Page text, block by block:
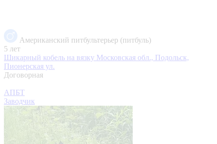
Американский питбультерьер (питбуль)
5 лет
Шикарный кобель на вязку Московская обл., Подольск,
Пионерская ул.
Договорная
АПБТ
Заводчик